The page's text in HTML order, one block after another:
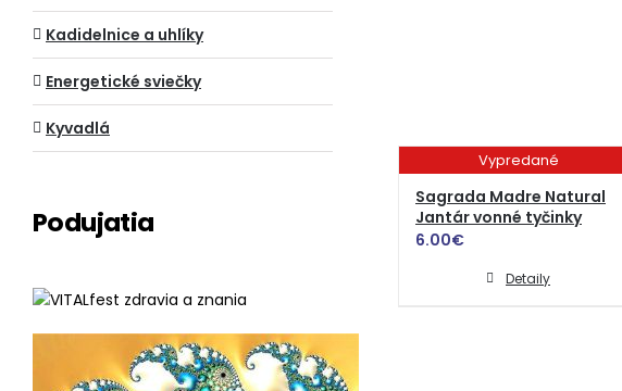
Vypredané
Sagrada Madre Natural
Jantár vonné tyčinky
6.00€
Detaily
Kadidelnice a uhlíky
Energetické sviečky
Kyvadlá
Podujatia